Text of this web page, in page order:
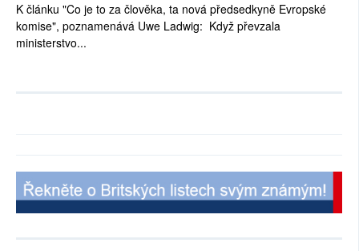
K článku "Co je to za člověka, ta nová předsedkyně Evropské
komise", poznamenává Uwe Ladwig: Když převzala
ministerstvo...